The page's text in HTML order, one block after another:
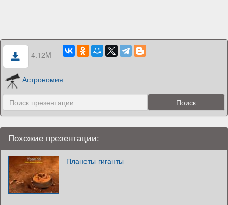
4.12M
Астрономия
Похожие презентации:
Планеты-гиганты